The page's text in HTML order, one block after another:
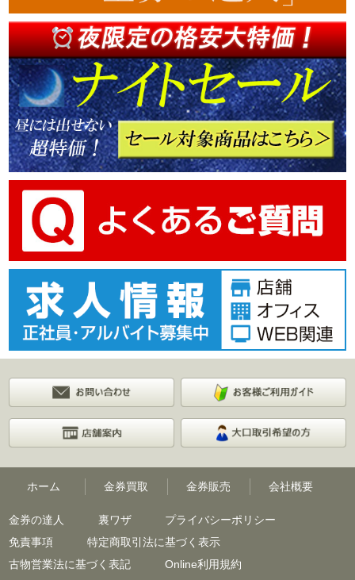
ホーム 金券買取 金券販売 会社概要
金券の達人 裏ワザ
プライバシーポリシー
免責事項
特定商取引法に基づく表示
古物営業法に基づく表記
Online利用規約